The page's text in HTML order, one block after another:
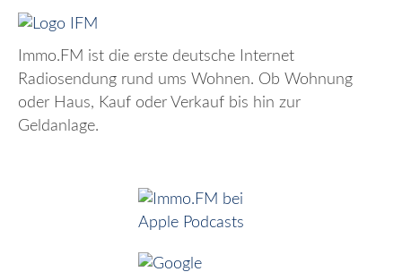
Immo.FM ist die erste deutsche Internet
Radiosendung rund ums Wohnen. Ob Wohnung
oder Haus, Kauf oder Verkauf bis hin zur
Geldanlage.